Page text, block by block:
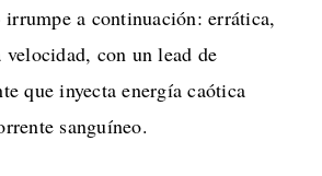
a continuación: errática,
con un lead de
que inyecta energía caótica
sanguíneo.